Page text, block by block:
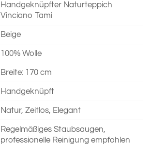
Handgeknüpfter Naturteppich
Vinciano Tami
Beige
100% Wolle
Breite: 170 cm
Handgeknüpft
Natur, Zeitlos, Elegant
Regelmäßiges Staubsaugen,
professionelle Reinigung empfohlen